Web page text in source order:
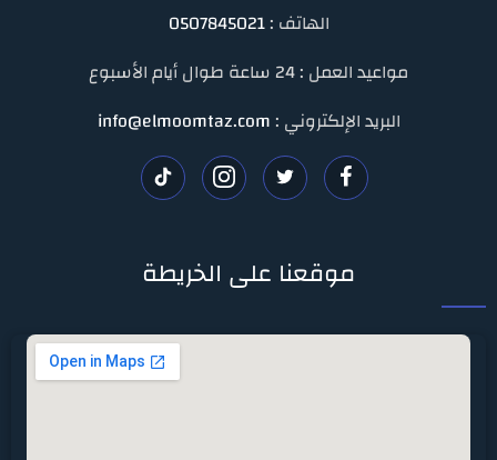
الهاتف :0507845021
مواعيد العمل : 24 ساعة طوال أيام الأسبوع
البريد الإلكتروني : info@elmoomtaz.com
تابعنا
فيسبوك
تابعنا
تويتر
تابعنا
انستغرام
تابعنا
تيك
توك
موقعنا على الخريطة